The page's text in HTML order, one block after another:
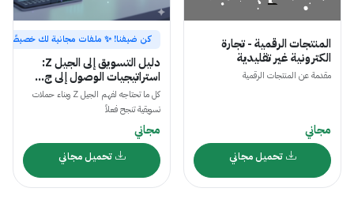
المنتجات الرقمية - تجارة
الكترونية غير تقليدية
مقدمة عن المنتجات الرقمية
مجاني
تحميل مجاني
كن ضيفنا! ✨ ملفات مجانية لك خصيصًا
دليل التسويق إلى الجيل Z:
استراتيجيات الوصول إلى ج...
كل ما تحتاجه لفهم الجيل Z وبناء حملات
تسويقية تنجح فعلاً
مجاني
تحميل مجاني